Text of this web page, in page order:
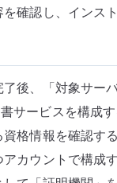
確認し、インス
了後、「対象サー
サービスを構成す
格情報を確認す
カウントで構成す